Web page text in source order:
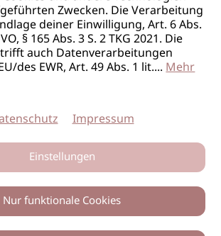
Zwecken. Die Verarbeitung
deiner Einwilligung, Art. 6 Abs.
§ 165 Abs. 3 S. 2 TKG 2021. Die
auch Datenverarbeitungen
des EWR, Art. 49 Abs. 1 lit....Mehr
Impressum
Einstellungen
Nur funktionale Cookies